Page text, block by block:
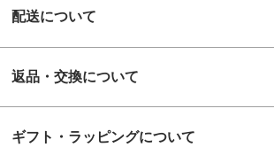
配送について
返品・交換について
ギフト・ラッピングについて